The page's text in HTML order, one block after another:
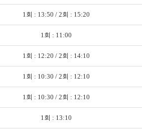
1회 : 13:50 / 2회 : 15:20
1회 : 11:00
1회 : 12:20 / 2회 : 14:10
1회 : 10:30 / 2회 : 12:10
1회 : 10:30 / 2회 : 12:10
1회 : 13:10